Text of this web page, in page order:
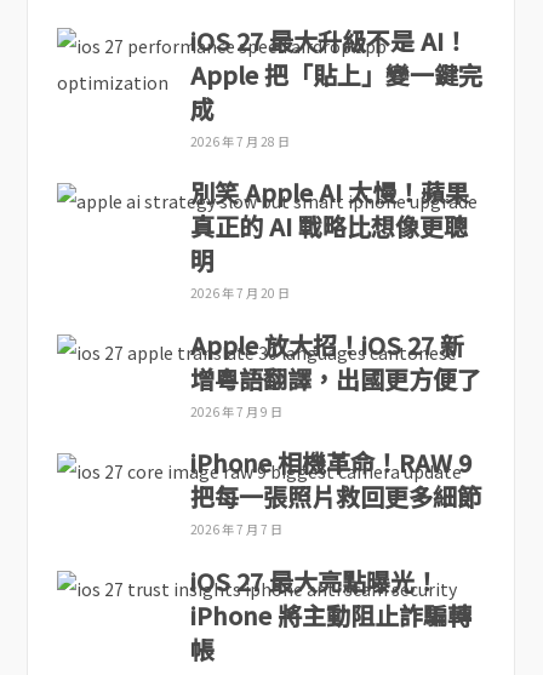
iOS 27 最大升級不是 AI！
Apple 把「貼上」變一鍵完
成
2026 年 7 月 28 日
別笑 Apple AI 太慢！蘋果
真正的 AI 戰略比想像更聰
明
2026 年 7 月 20 日
Apple 放大招！iOS 27 新
增粵語翻譯，出國更方便了
2026 年 7 月 9 日
iPhone 相機革命！RAW 9
把每一張照片救回更多細節
2026 年 7 月 7 日
iOS 27 最大亮點曝光！
iPhone 將主動阻止詐騙轉
帳